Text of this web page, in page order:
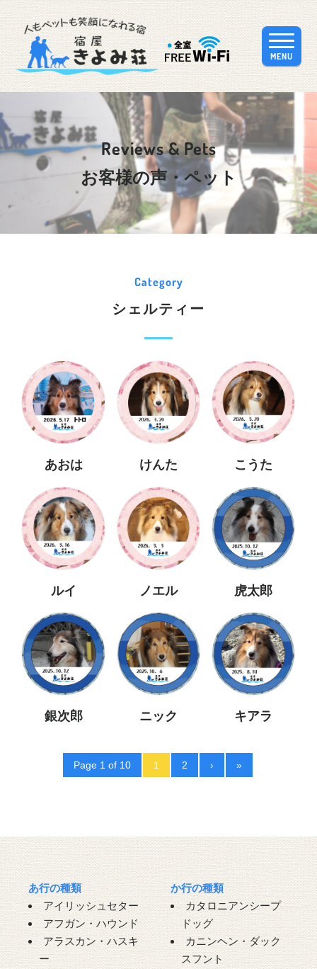
MENU
Reviews & Pets
お客様の声・ペット
Category
シェルティー
あおは けんた こうた
ルイ ノエル 虎太郎
銀次郎 ニック キアラ
Page 1 of 10 1 2 › »
あ行の種類
アイリッシュセター
アフガン・ハウンド
アラスカン・ハスキ
ー
か行の種類
カタロニアンシープ
ドッグ
カニンヘン・ダック
スフント